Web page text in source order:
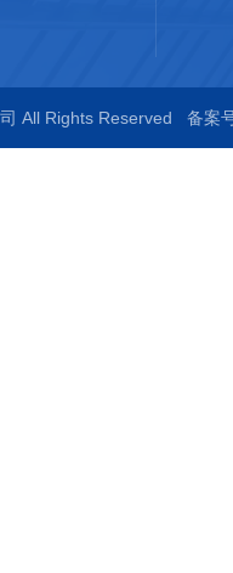
All Rights Reserved 备案